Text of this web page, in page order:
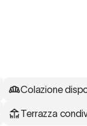
Colazione
Terrazza